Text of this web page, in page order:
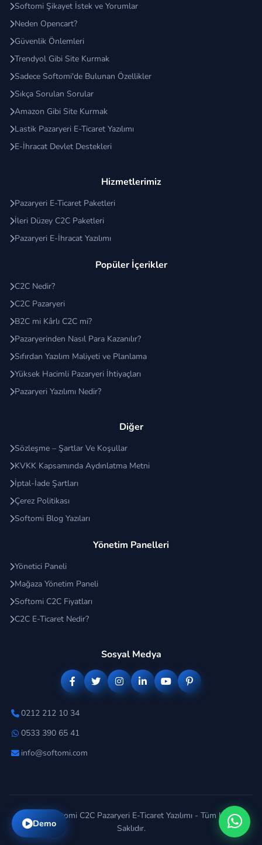
Softomi Şikayet İstek ve Yorumlar
Neden Opencart?
Güvenlik Önlemleri
Trendyol Gibi Site Kurmak
Sadece Softomi'de Bulunan Özellikler
Sıkça Sorulan Sorular
Amazon Gibi Site Kurmak
Lastik Pazaryeri E-Ticaret Yazılımı
E-İhracat Devlet Destekleri
Hizmetlerimiz
Pazaryeri E-Ticaret Paketleri
İleri Düzey C2C Paketleri
Pazaryeri E-İhracat Yazılımı
Popüler İçerikler
C2C Nedir?
C2C Pazaryeri
B2C mi Kârlı C2C mi?
Pazaryerinden Nasıl Para Kazanılır?
Sıfırdan Yazılım Maliyeti ve Planlama
Yüksek Hacimli Pazaryeri İhtiyaçları
Pazaryeri Yazılımı Nedir?
Diğer
Sözleşme – Şartlar Ve Koşullar
KVKK Kapsamında Aydınlatma Metni
İptal-İade Şartları
Çerez Politikası
Softomi Blog Yazıları
Yönetim Panelleri
Yönetici Paneli
Mağaza Yönetim Paneli
Softomi C2C Fiyatları
C2C E-Ticaret Nedir?
Sosyal Medya
0212 212 10 34
0533 390 65 41
info@softomi.com
© 2026 Softomi C2C Pazaryeri E-Ticaret Yazılımı - Tüm Hakları
Saklıdır.
Demo